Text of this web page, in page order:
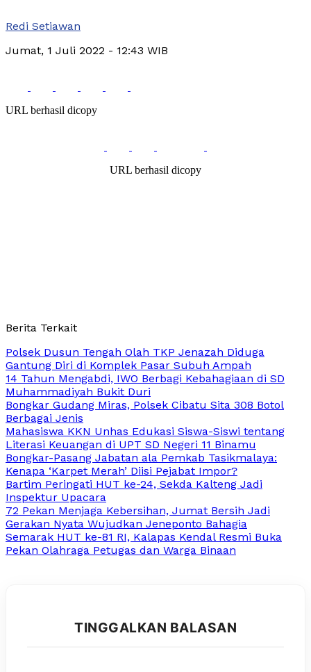
Redi Setiawan
Jumat, 1 Juli 2022 - 12:43 WIB
URL berhasil dicopy
URL berhasil dicopy
Berita Terkait
Polsek Dusun Tengah Olah TKP Jenazah Diduga
Gantung Diri di Komplek Pasar Subuh Ampah
14 Tahun Mengabdi, IWO Berbagi Kebahagiaan di SD
Muhammadiyah Bukit Duri
Bongkar Gudang Miras, Polsek Cibatu Sita 308 Botol
Berbagai Jenis
Mahasiswa KKN Unhas Edukasi Siswa-Siswi tentang
Literasi Keuangan di UPT SD Negeri 11 Binamu
Bongkar-Pasang Jabatan ala Pemkab Tasikmalaya:
Kenapa ‘Karpet Merah’ Diisi Pejabat Impor?
Bartim Peringati HUT ke-24, Sekda Kalteng Jadi
Inspektur Upacara
72 Pekan Menjaga Kebersihan, Jumat Bersih Jadi
Gerakan Nyata Wujudkan Jeneponto Bahagia
Semarak HUT ke-81 RI, Kalapas Kendal Resmi Buka
Pekan Olahraga Petugas dan Warga Binaan
TINGGALKAN BALASAN